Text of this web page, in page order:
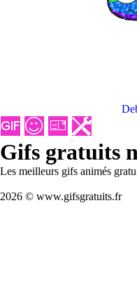
Gifs gratuits
Les meilleurs gifs animés
2026 © www.gifsgratuits.fr